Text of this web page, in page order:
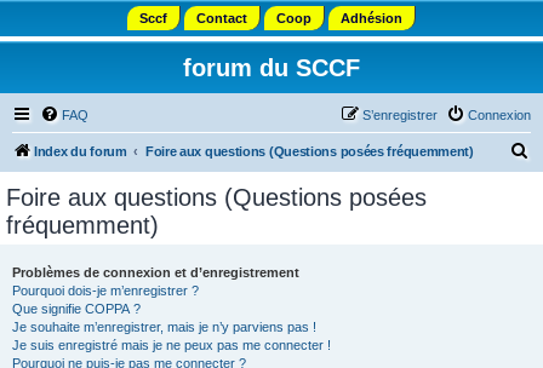
Sccf Contact Coop Adhésion
forum du SCCF
FAQ Connexion
S’enregistrer
Index du forum Foire aux questions (Questions posées fréquemment)
Foire aux questions (Questions posées
fréquemment)
Problèmes de connexion et d’enregistrement
Pourquoi dois-je m’enregistrer ?
Que signifie COPPA ?
Je souhaite m’enregistrer, mais je n’y parviens pas !
Je suis enregistré mais je ne peux pas me connecter !
Pourquoi ne puis-je pas me connecter ?